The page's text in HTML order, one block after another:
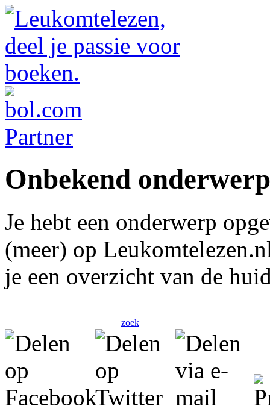
Onbekend onderwerp
Je hebt een onderwerp
(meer) op
je een overzicht van de
zoek